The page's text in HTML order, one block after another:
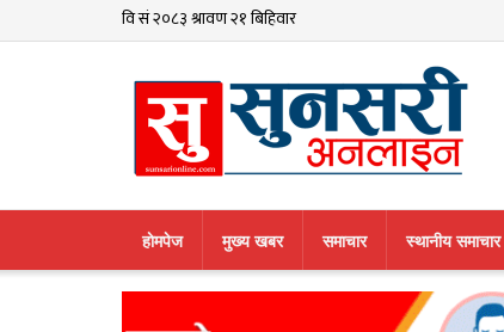
हाेमपेज मुख्य खबर समाचार स्थानीय समाचार